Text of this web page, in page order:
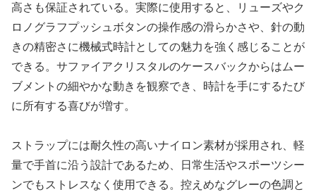
高さも保証されている。実際に使用すると、リューズやク
ロノグラフプッシュボタンの操作感の滑らかさや、針の動
きの精密さに機械式時計としての魅力を強く感じることが
できる。サファイアクリスタルのケースバックからはムー
ブメントの細やかな動きを観察でき、時計を手にするたび
に所有する喜びが増す。
ストラップには耐久性の高いナイロン素材が採用され、軽
量で手首に沿う設計であるため、日常生活やスポーツシー
ンでもストレスなく使用できる。控えめなグレーの色調と